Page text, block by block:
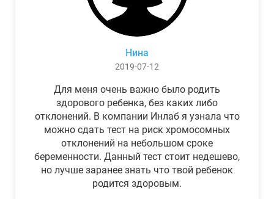
Нина
2019-07-12
Для меня очень важно было родить
здорового ребенка, без каких либо
отклонений. В компании Инлаб я узнала что
можно сдать тест на риск хромосомных
отклонений на небольшом сроке
беременности. Данный тест стоит недешево,
но лучше заранее знать что твой ребенок
родится здоровым.